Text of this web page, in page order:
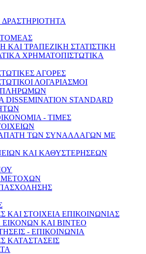
ΤΟΜΕΑΣ
ΚΑΙ ΤΡΑΠΕΖΙΚΗ ΣΤΑΤΙΣΤΙΚΗ
ΧΡΗΜΑΤΟΠΙΣΤΩΤΙΚΑ
ΑΓΟΡΕΣ
ΛΟΓΑΡΙΑΣΜΟΙ
ΠΛΗΡΩΜΩΝ
DISSEMINATION STANDARD
- ΤΙΜΕΣ
ΤΩΝ ΣΥΝΑΛΛΑΓΩΝ ΜΕ
ΚΑΙ ΚΑΘΥΣΤΕΡΗΣΕΩΝ
ΚΑΙ ΣΤΟΙΧΕΙΑ ΕΠΙΚΟΙΝΩΝΙΑΣ
ΚΑΙ ΒΙΝΤΕΟ
- ΕΠΙΚΟΙΝΩΝΙΑ
ΚΑΤΑΣΤΑΣΕΙΣ